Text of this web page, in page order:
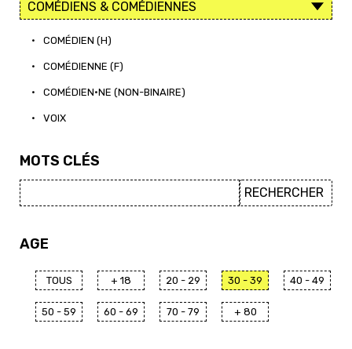
• COMÉDIEN (H)
• COMÉDIENNE (F)
• COMÉDIEN·NE (NON-BINAIRE)
• VOIX
MOTS CLÉS
AGE
TOUS + 18 20 - 29 30 - 39 40 - 49
50 - 59 60 - 69 70 - 79 + 80